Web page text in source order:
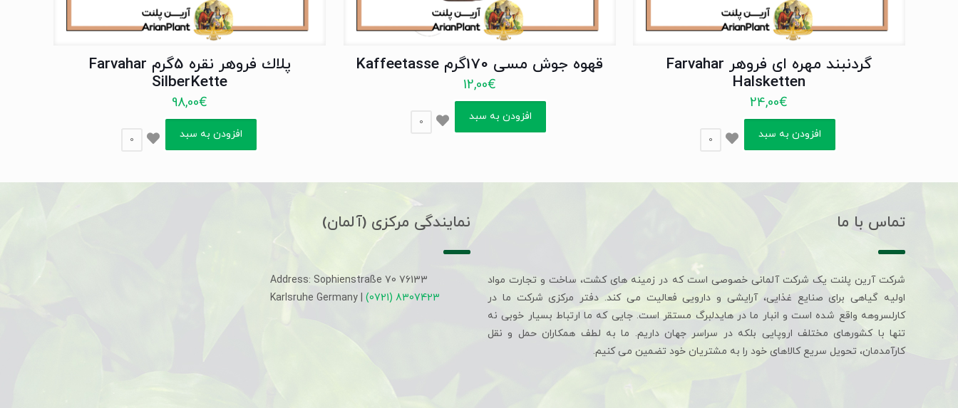
گردنبند مهره ای فروهر Farvahar
Halsketten
24,00€
افزودن به سبد 0
قهوه جوش مسی 170گرم Kaffeetasse
12,00€
افزودن به سبد 0
پلاك فروهر نقره 5گرم Farvahar
SilberKette
98,00€
افزودن به سبد 0
تماس با ما
شرکت آرین پلنت یک شرکت آلمانی خصوصی است که در زمینه های کشت، ساخت و تجارت مواد
اولیه گیاهی برای صنایع غذایی، آرایشی و دارویی فعالیت می کند. دفتر مرکزی شرکت ما در
کارلسروهه واقع شده است و انبار ما در هایدلبرگ مستقر است. جایی که ما ارتباط بسیار خوبی نه
تنها با کشورهای مختلف اروپایی بلکه در سراسر جهان داریم. ما به لطف همکاران حمل و نقل
کارآمدمان، تحویل سریع کالاهای خود را به مشتریان خود تضمین می کنیم.
نمایندگی مرکزی (آلمان)
Address: Sophienstraße 70 76133
Karlsruhe Germany | (0721) 8307423